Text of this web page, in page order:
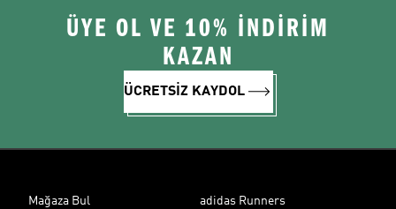
ÜYE OL VE 10% İNDİRİM
KAZAN
ÜCRETSİZ KAYDOL
Mağaza Bul adidas Runners